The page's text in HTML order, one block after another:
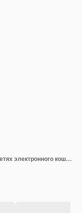
Шаблон сообщения в социальных сетях электронного кошелька